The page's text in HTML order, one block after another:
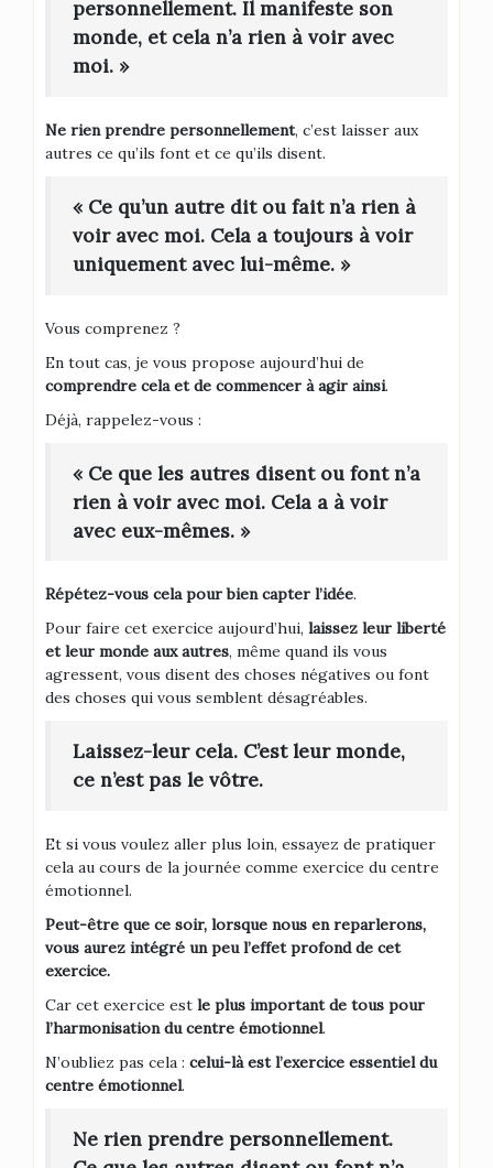
personnellement. Il manifeste son
monde, et cela n’a rien à voir avec
moi. »
Ne rien prendre personnellement, c’est laisser aux
autres ce qu’ils font et ce qu’ils disent.
« Ce qu’un autre dit ou fait n’a rien à
voir avec moi. Cela a toujours à voir
uniquement avec lui-même. »
Vous comprenez ?
En tout cas, je vous propose aujourd’hui de
comprendre cela et de commencer à agir ainsi.
Déjà, rappelez-vous :
« Ce que les autres disent ou font n’a
rien à voir avec moi. Cela a à voir
avec eux-mêmes. »
Répétez-vous cela pour bien capter l’idée.
Pour faire cet exercice aujourd’hui, laissez leur liberté
et leur monde aux autres, même quand ils vous
agressent, vous disent des choses négatives ou font
des choses qui vous semblent désagréables.
Laissez-leur cela. C’est leur monde,
ce n’est pas le vôtre.
Et si vous voulez aller plus loin, essayez de pratiquer
cela au cours de la journée comme exercice du centre
émotionnel.
Peut-être que ce soir, lorsque nous en reparlerons,
vous aurez intégré un peu l’effet profond de cet
exercice.
Car cet exercice est le plus important de tous pour
l’harmonisation du centre émotionnel.
N’oubliez pas cela : celui-là est l’exercice essentiel du
centre émotionnel.
Ne rien prendre personnellement.